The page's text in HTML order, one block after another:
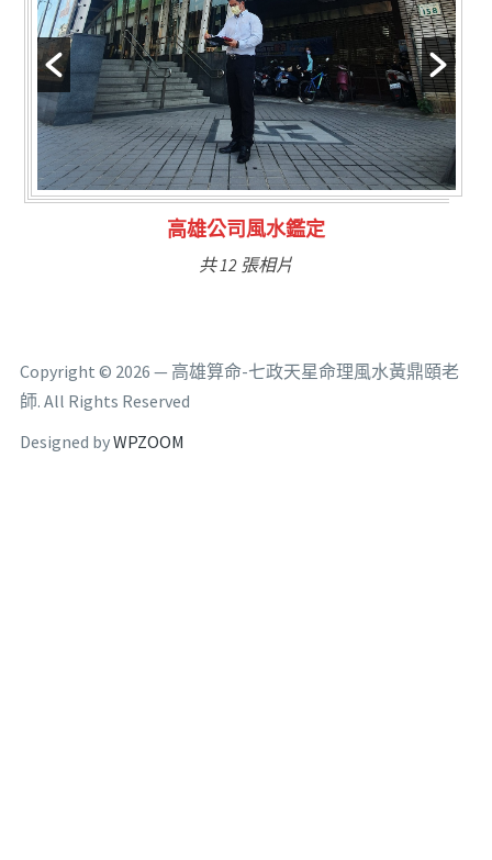
林氏福主量子生基造命
共 6 張相片
Copyright © 2026 — 高雄算命-七政天星命理風水黃鼎頤老
師. All Rights Reserved
Designed byWPZOOM